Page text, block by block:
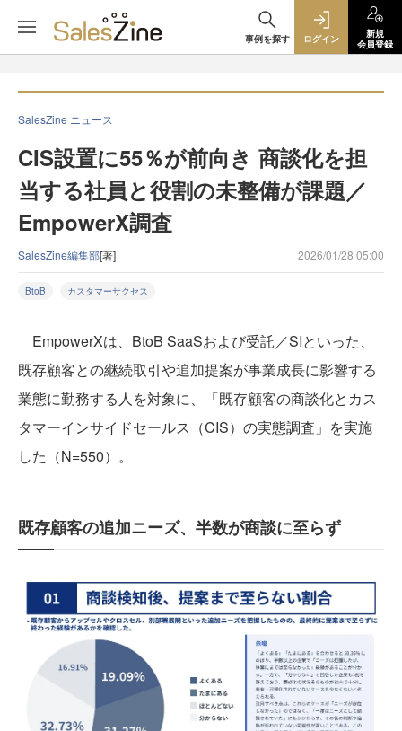
事例を探す ログイン
新規
会員登録
SalesZine ニュース
CIS設置に55％が前向き 商談化を担
当する社員と役割の未整備が課題／
EmpowerX調査
SalesZine編集部[著] 2026/01/28 05:00
BtoB カスタマーサクセス
EmpowerXは、BtoB SaaSおよび受託／SIといった、
既存顧客との継続取引や追加提案が事業成長に影響する
業態に勤務する人を対象に、「既存顧客の商談化とカス
タマーインサイドセールス（CIS）の実態調査」を実施
した（N=550）。
既存顧客の追加ニーズ、半数が商談に至らず